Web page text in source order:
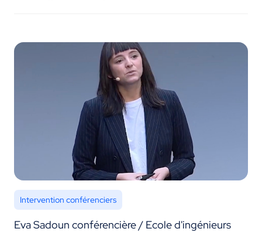
Intervention conférenciers
Eva Sadoun conférencière / Ecole d'ingénieurs